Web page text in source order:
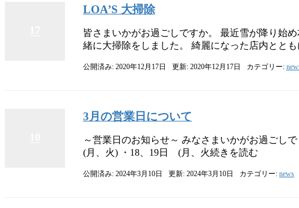
LOA’S 大掃除
皆さまいかがお過ごしですか。 最近雪が降り始
緒に大掃除をしました。 綺麗になった店内とと
公開済み: 2020年12月17日 更新: 2020年12月17日 カテゴリー:
3月の営業日について
～営業日のお知らせ～ みなさまいかがお過ごし
(月、火) ・18、19日 (月、火続きを読む
公開済み: 2024年3月10日 更新: 2024年3月10日 カテゴリー: news